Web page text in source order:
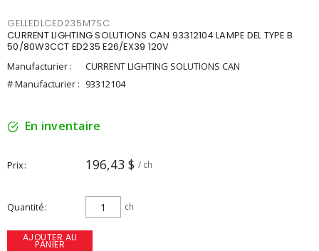
GELLEDLCED235M7SC
CURRENT LIGHTING SOLUTIONS CAN 93312104 LAMPE DEL TYPE B
50/80W3CCT ED235 E26/EX39 120V
Manufacturier :
CURRENT LIGHTING SOLUTIONS CAN
# Manufacturier : 93312104
En inventaire
Prix 196,43 $ / ch
Quantité ch
AJOUTER AU
PANIER